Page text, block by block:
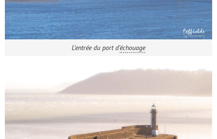
L’entrée du port d’échouage